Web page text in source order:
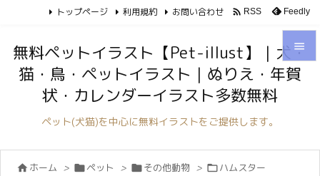



トップページ 利用規約 お問い合わせ  RSS Feedly
無料ペットイラスト【Pet-illust】｜犬・
猫・鳥・ペットイラスト｜ぬりえ・年賀
状・カレンダーイラスト多数無料
ペット(犬猫)を中心に無料イラストをご提供します。
 ホーム > ペット > その他動物 > ハムスター